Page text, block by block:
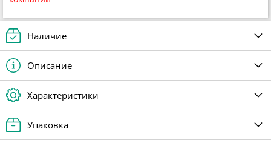
Наличие
Описание
Характеристики
Упаковка